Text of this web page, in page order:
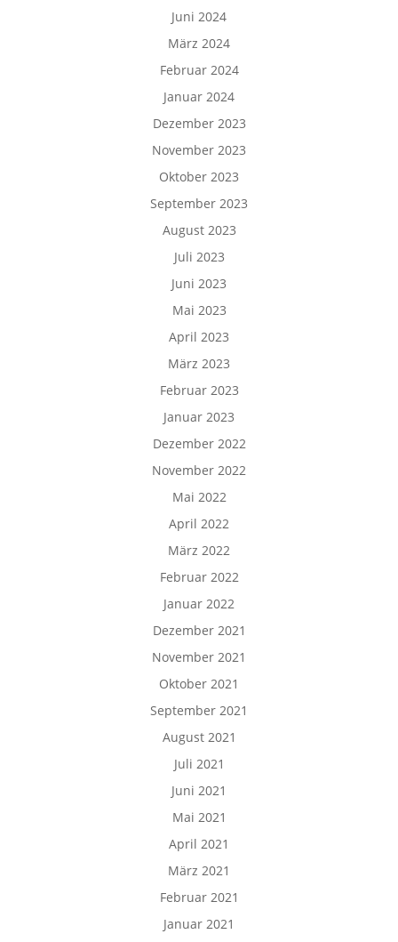
Juni 2024
März 2024
Februar 2024
Januar 2024
Dezember 2023
November 2023
Oktober 2023
September 2023
August 2023
Juli 2023
Juni 2023
Mai 2023
April 2023
März 2023
Februar 2023
Januar 2023
Dezember 2022
November 2022
Mai 2022
April 2022
März 2022
Februar 2022
Januar 2022
Dezember 2021
November 2021
Oktober 2021
September 2021
August 2021
Juli 2021
Juni 2021
Mai 2021
April 2021
März 2021
Februar 2021
Januar 2021